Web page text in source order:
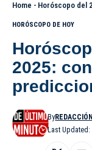
Home - Horóscopo del 24
HORÓSCOPO DE HOY
2025:
Last Updated:
By